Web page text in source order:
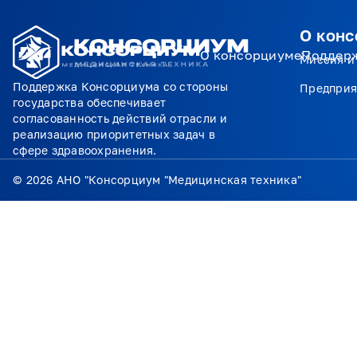
О консорциуме
Поддержка Консорциума со стороны
государства обеспечивает
согласованность действий отрасли и
реализацию приоритетных задач в
сфере здравоохранения.
О
Миссия и
© 2026 АНО "Консорциум "Медицинская техника"